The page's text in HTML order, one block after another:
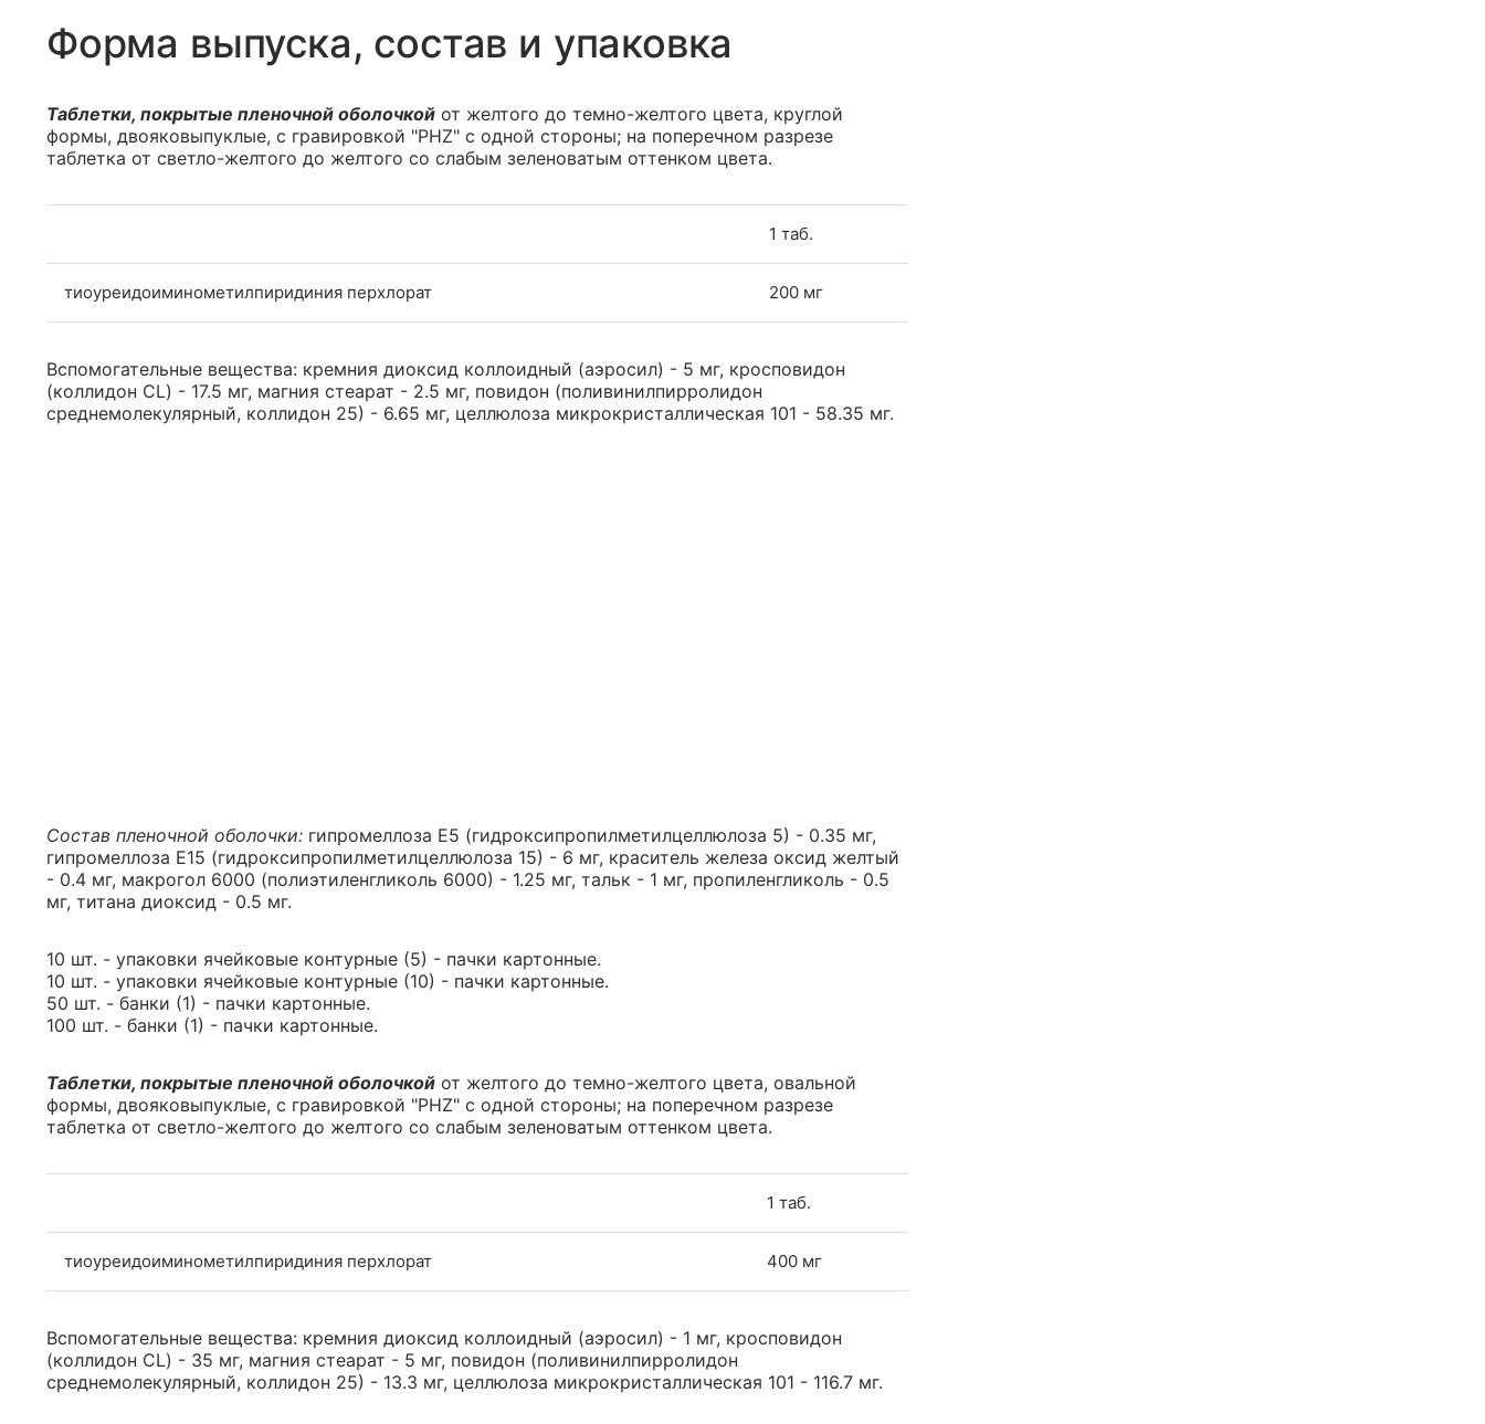
Форма выпуска, состав и упаковка
Таблетки, покрытые пленочной оболочкой от желтого до темно-желтого цвета, круглой
формы, двояковыпуклые, с гравировкой "PHZ" с одной стороны; на поперечном разрезе
таблетка от светло-желтого до желтого со слабым зеленоватым оттенком цвета.
1 таб.
тиоуреидоиминометилпиридиния перхлорат 200 мг
Вспомогательные вещества: кремния диоксид коллоидный (аэросил) - 5 мг, кросповидон
(коллидон CL) - 17.5 мг, магния стеарат - 2.5 мг, повидон (поливинилпирролидон
среднемолекулярный, коллидон 25) - 6.65 мг, целлюлоза микрокристаллическая 101 - 58.35 мг.
Состав пленочной оболочки: гипромеллоза Е5 (гидроксипропилметилцеллюлоза 5) - 0.35 мг,
гипромеллоза Е15 (гидроксипропилметилцеллюлоза 15) - 6 мг, краситель железа оксид желтый
- 0.4 мг, макрогол 6000 (полиэтиленгликоль 6000) - 1.25 мг, тальк - 1 мг, пропиленгликоль - 0.5
мг, титана диоксид - 0.5 мг.
10 шт. - упаковки ячейковые контурные (5) - пачки картонные.
10 шт. - упаковки ячейковые контурные (10) - пачки картонные.
50 шт. - банки (1) - пачки картонные.
100 шт. - банки (1) - пачки картонные.
Таблетки, покрытые пленочной оболочкой от желтого до темно-желтого цвета, овальной
формы, двояковыпуклые, с гравировкой "PHZ" с одной стороны; на поперечном разрезе
таблетка от светло-желтого до желтого со слабым зеленоватым оттенком цвета.
1 таб.
тиоуреидоиминометилпиридиния перхлорат 400 мг
Вспомогательные вещества: кремния диоксид коллоидный (аэросил) - 1 мг, кросповидон
(коллидон CL) - 35 мг, магния стеарат - 5 мг, повидон (поливинилпирролидон
среднемолекулярный, коллидон 25) - 13.3 мг, целлюлоза микрокристаллическая 101 - 116.7 мг.